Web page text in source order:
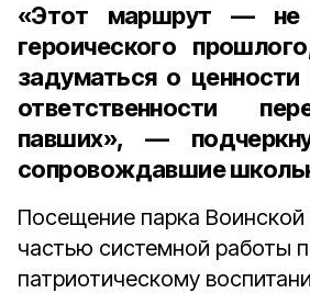
«Этот маршрут — не
героического
задуматься о
ответственности
павших», —
сопровождавшие
Посещение парка
частью системной работы
патриотическому